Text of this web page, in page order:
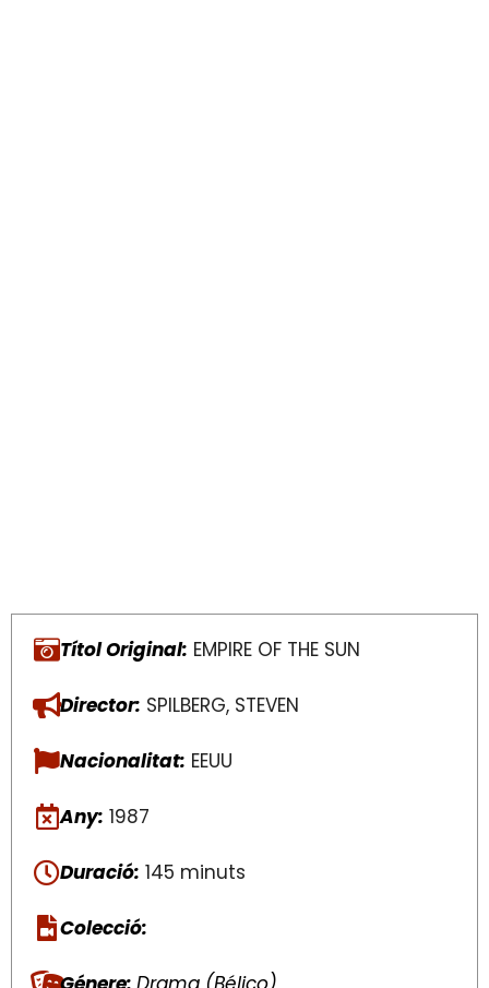
Títol Original: EMPIRE OF THE SUN
Director: SPILBERG, STEVEN
Nacionalitat: EEUU
Any: 1987
Duració: 145 minuts
Colecció: